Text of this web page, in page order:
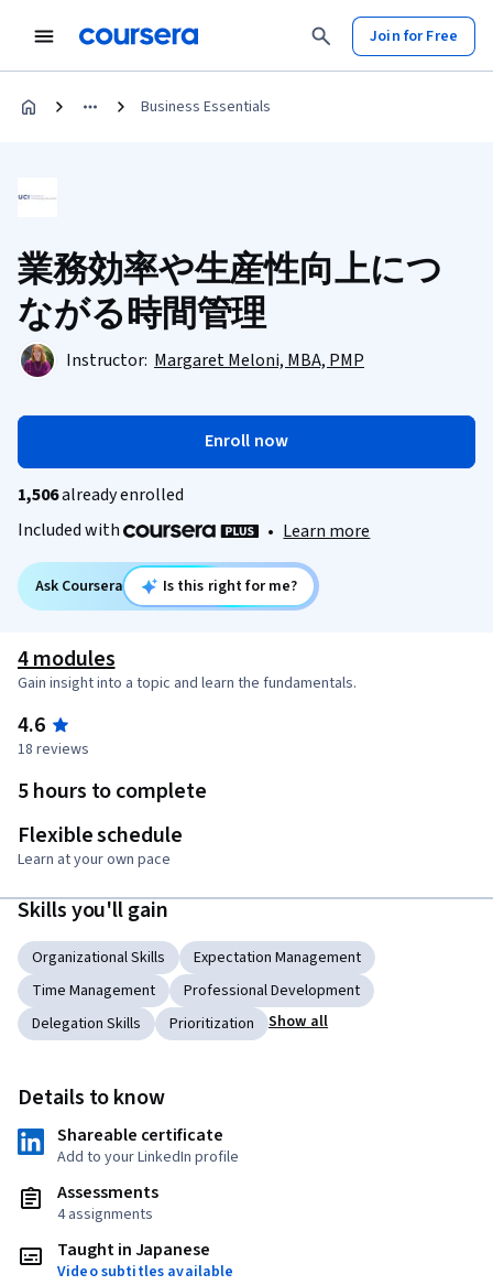
Join for Free
Business Essentials
業務効率や生産性向上につ
ながる時間管理
Instructor: Margaret Meloni, MBA, PMP
Enroll now
1,506already enrolled
Included with
• Learn more
Ask Coursera Is this right for me?
4 modules
Gain insight into a topic and learn the fundamentals.
4.6
18 reviews
5 hours to complete
Flexible schedule
Learn at your own pace
Skills you'll gain
Organizational Skills
Expectation Management
Time Management
Professional Development
Delegation Skills
Prioritization Show all
Details to know
Shareable certificate
Add to your LinkedIn profile
Assessments
4 assignments
Taught in Japanese
Video subtitles available